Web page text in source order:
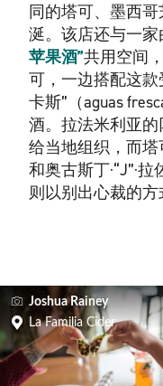
同的塔可、墨西
涎。该店还与一
苹果酒”共用空间
可，一边搭配这
卡斯”（aguas
酒。拉法米利亚
给当地组织，而塔
和奥古斯丁·“J”·拉
则以别出心裁的方
Joshua Rainey
La Familia Cider